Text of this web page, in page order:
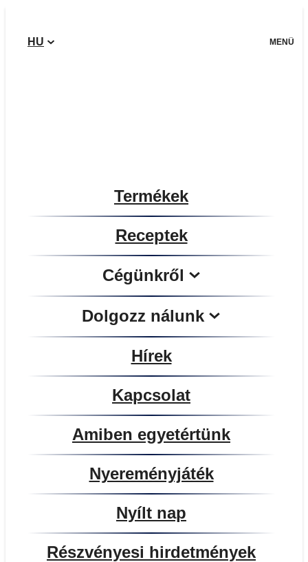
tartalomhoz
HU MENÜ
Termékek
Receptek
Cégünkről
Dolgozz nálunk
Hírek
Kapcsolat
Amiben egyetértünk
Nyereményjáték
Nyílt nap
Részvényesi hirdetmények